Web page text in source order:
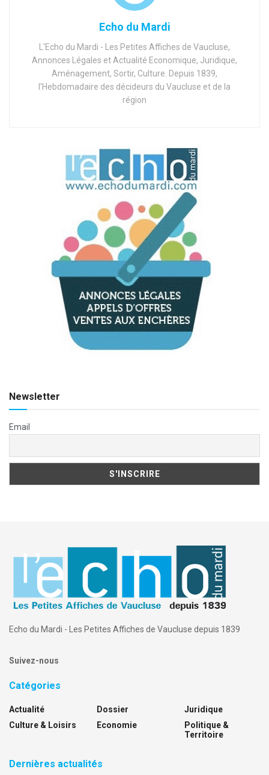
Echo du Mardi
L'Echo du Mardi - Les Petites Affiches de Vaucluse,
Annonces Légales et Actualité Economique, Juridique,
Aménagement, Sortir, Culture. Depuis 1839,
l'Hebdomadaire des décideurs du Vaucluse et de la
région
Newsletter
Email
Echo du Mardi - Les Petites Affiches de Vaucluse depuis 1839
Suivez-nous
Catégories
Actualité
Culture & Loisirs
Dossier
Economie
Juridique
Politique &
Territoire
Dernières actualités